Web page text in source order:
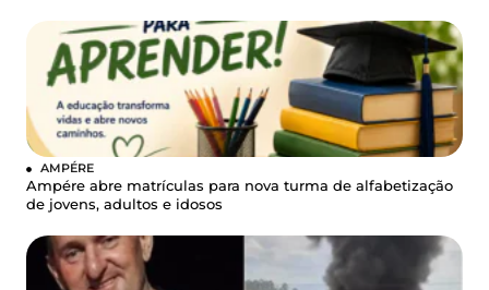
AMPÉRE
Ampére abre matrículas para nova turma de alfabetização
de jovens, adultos e idosos